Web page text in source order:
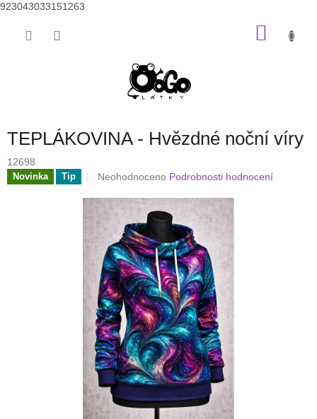
923043033151263
TEPLÁKOVINA - Hvězdné noční víry
12698
Novinka Tip
Průměrné
produktu
0,0
hvězdiček.
Neohodnoceno Podrobnosti hodnocení